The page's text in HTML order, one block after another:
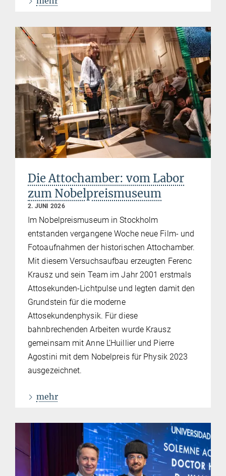
Die Attochamber: vom Labor
zum Nobelpreismuseum
2. JUNI 2026
Im Nobelpreismuseum in Stockholm
entstanden vergangene Woche neue Film- und
Fotoaufnahmen der historischen Attochamber.
Mit diesem Versuchsaufbau erzeugten Ferenc
Krausz und sein Team im Jahr 2001 erstmals
Attosekunden-Lichtpulse und legten damit den
Grundstein für die moderne
Attosekundenphysik. Für diese
bahnbrechenden Arbeiten wurde Krausz
gemeinsam mit Anne L’Huillier und Pierre
Agostini mit dem Nobelpreis für Physik 2023
ausgezeichnet.
mehr